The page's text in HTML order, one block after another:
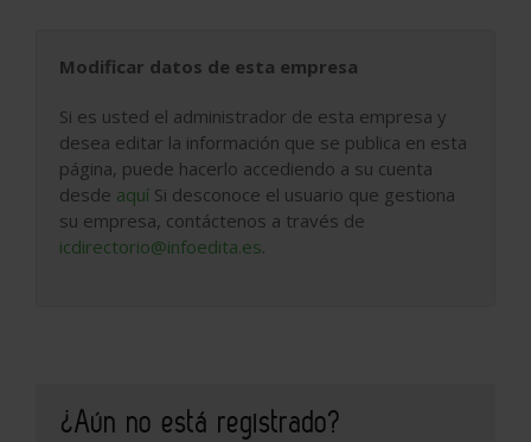
Modificar datos de esta empresa
Si es usted el administrador de esta empresa y
desea editar la información que se publica en esta
página, puede hacerlo accediendo a su cuenta
desde aquí Si desconoce el usuario que gestiona
su empresa, contáctenos a través de
icdirectorio@infoedita.es.
¿Aún no está registrado?